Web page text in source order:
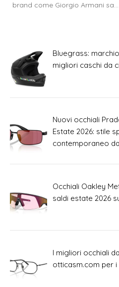
brand come Giorgio Armani sa…
Bluegrass:
migliori caschi da
Nuovi occhiali
Estate 2026: stile
contemporaneo
Occhiali Oakley
saldi estate 2026
I migliori occhiali
otticasm.com per